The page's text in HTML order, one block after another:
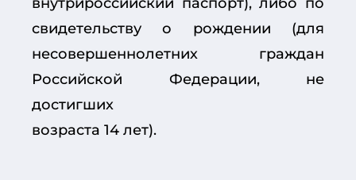
свидетельству о рождении (для
несовершеннолетних граждан
Российской Федерации, не
достигших
возраста 14 лет).